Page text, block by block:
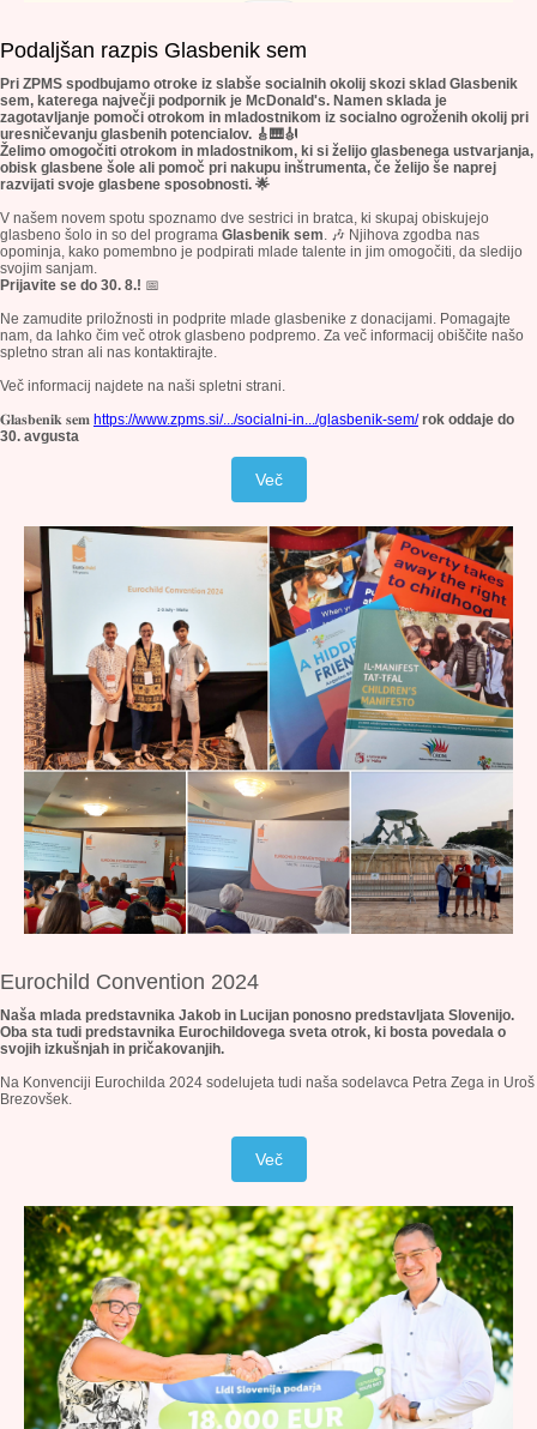
Podaljšan razpis Glasbenik sem
Pri ZPMS spodbujamo otroke iz slabše socialnih okolij skozi sklad Glasbenik
sem, katerega največji podpornik je McDonald's. Namen sklada je
zagotavljanje pomoči otrokom in mladostnikom iz socialno ogroženih okolij pri
uresničevanju glasbenih potencialov. 🎸🎹🎻
Želimo omogočiti otrokom in mladostnikom, ki si želijo glasbenega ustvarjanja,
obisk glasbene šole ali pomoč pri nakupu inštrumenta, če želijo še naprej
razvijati svoje glasbene sposobnosti. 🌟
V našem novem spotu spoznamo dve sestrici in bratca, ki skupaj obiskujejo
glasbeno šolo in so del programa Glasbenik sem. 🎶 Njihova zgodba nas
opominja, kako pomembno je podpirati mlade talente in jim omogočiti, da sledijo
svojim sanjam.
Prijavite se do 30. 8.! 📅
Ne zamudite priložnosti in podprite mlade glasbenike z donacijami. Pomagajte
nam, da lahko čim več otrok glasbeno podpremo. Za več informacij obiščite našo
spletno stran ali nas kontaktirajte.
Več informacij najdete na naši spletni strani.
𝐆𝐥𝐚𝐬𝐛𝐞𝐧𝐢𝐤 𝐬𝐞𝐦 https://www.zpms.si/.../socialni-in.../glasbenik-sem/ rok oddaje do
30. avgusta
Več
Eurochild Convention 2024
Naša mlada predstavnika Jakob in Lucijan ponosno predstavljata Slovenijo.
Oba sta tudi predstavnika Eurochildovega sveta otrok, ki bosta povedala o
svojih izkušnjah in pričakovanjih.
Na Konvenciji Eurochilda 2024 sodelujeta tudi naša sodelavca Petra Zega in Uroš
Brezovšek.
Več